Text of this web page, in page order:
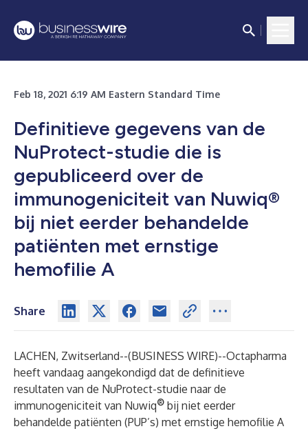
Feb 18, 2021 6:19 AM Eastern Standard Time
Definitieve gegevens van de
NuProtect-studie die is
gepubliceerd over de
immunogeniciteit van Nuwiq®
bij niet eerder behandelde
patiënten met ernstige
hemofilie A
Share
LACHEN, Zwitserland--(BUSINESS WIRE)--Octapharma
heeft vandaag aangekondigd dat de definitieve
resultaten van de NuProtect-studie naar de
immunogeniciteit van Nuwiq® bij niet eerder
behandelde patiënten (PUP’s) met ernstige hemofilie A